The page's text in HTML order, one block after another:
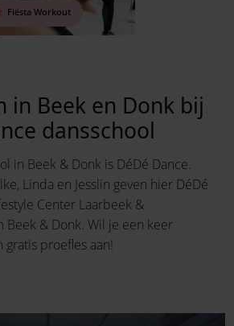
Fiësta Workout
in Beek en Donk bij
dansschool
in Beek & Donk is DéDé Dance.
Linda en Jesslin geven hier DéDé
Center Laarbeek &
Beek & Donk. Wil je een keer
gratis proefles aan!